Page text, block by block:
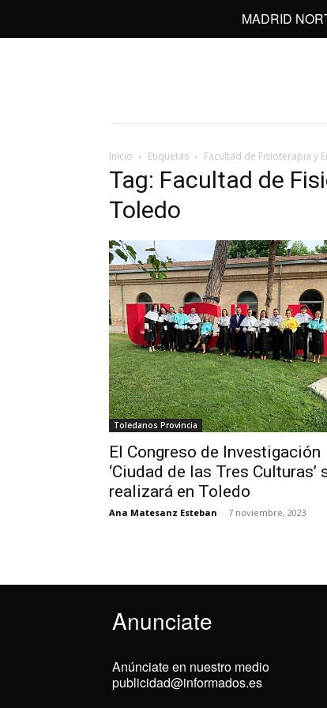
MADRID
Inicio Etiquetas Facultad de Fisioterapia y
Tag: Facultad de
Toledo
Toledanos Provincia
El Congreso de Investigación
‘Ciudad de las Tres Culturas’
realizará en Toledo
Ana Matesanz Esteban - 7 noviembre, 2023
Anunciate
Anúnciate en nuestro medio
publicidad@informados.es